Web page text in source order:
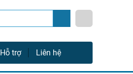
Hỗ trợ Liên hệ